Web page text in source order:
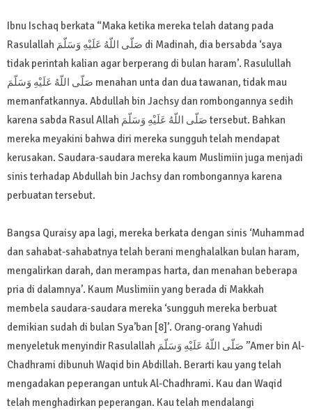
Ibnu Ischaq berkata “Maka ketika mereka telah datang pada
Rasulallah صَلّى اللّهُ عَلَيْهِ وَسَلّمَ di Madinah, dia bersabda ‘saya
tidak perintah kalian agar berperang di bulan haram’. Rasulullah
صَلّى اللّهُ عَلَيْهِ وَسَلّمَ menahan unta dan dua tawanan, tidak mau
memanfatkannya. Abdullah bin Jachsy dan rombongannya sedih
karena sabda Rasul Allah صَلّى اللّهُ عَلَيْهِ وَسَلّمَ tersebut. Bahkan
mereka meyakini bahwa diri mereka sungguh telah mendapat
kerusakan. Saudara-saudara mereka kaum Muslimiin juga menjadi
sinis terhadap Abdullah bin Jachsy dan rombongannya karena
perbuatan tersebut.
Bangsa Quraisy apa lagi, mereka berkata dengan sinis ‘Muhammad
dan sahabat-sahabatnya telah berani menghalalkan bulan haram,
mengalirkan darah, dan merampas harta, dan menahan beberapa
pria di dalamnya’. Kaum Muslimiin yang berada di Makkah
membela saudara-saudara mereka ‘sungguh mereka berbuat
demikian sudah di bulan Sya’ban [8]’. Orang-orang Yahudi
menyeletuk menyindir Rasulallah صَلّى اللّهُ عَلَيْهِ وَسَلّمَ ’’Amer bin Al-
Chadhrami dibunuh Waqid bin Abdillah. Berarti kau yang telah
mengadakan peperangan untuk Al-Chadhrami. Kau dan Waqid
telah menghadirkan peperangan. Kau telah mendalangi